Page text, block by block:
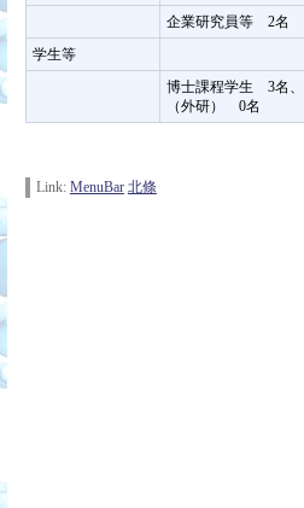
企業研究員等 2名
学生等
博士課程学生 3名
（外研） 0名
Link: MenuBar 北條